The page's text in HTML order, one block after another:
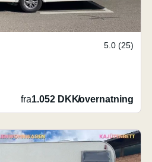
5.0 (25)
fra1.052 DKK/overnatning